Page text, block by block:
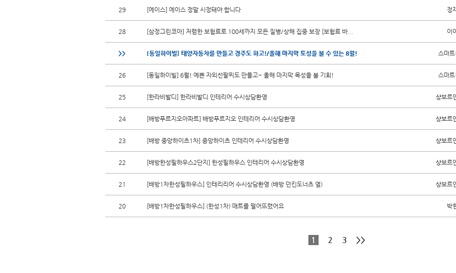
29 [에이스] 에이스 정말 시정돼야 합니다 정
28 [삼정그린코아] 저렴한 보험료로 100세까지 모든 질병/상해 집중 보장 [보험료 바... 이
>> [동일하이빌] 태양자동차를 만들고 경주도 하고!/올해 마지막 토성을 볼 수 있는 8월! 스마
26 [동일하이빌] 6월! 예쁜 자외선팔찌도 만들고~ 올해 마지막 목성을 볼 기회! 스마
25 [한라비발디] 한라비발디 인테리어 수시상담환영 샹보르
24 [배방푸르지오아파트] 배방푸르지오 인테리어 수시상담환영 샹보르
23 [배방 중앙하이츠1차] 중앙하이츠 인테리어 수시상담환영 샹보르
22 [배방한성필하우스2단지] 한성필하우스 인테리어 수시상담환영 샹보르
21 [배방1차한성필하우스] 인테리리어 수시상담환영 (배방 던킨도너츠 옆) 샹보르
20 [배방1차한성필하우스] (한성1차) 매트를 떨어뜨렸어요 박
1 2 3 >>